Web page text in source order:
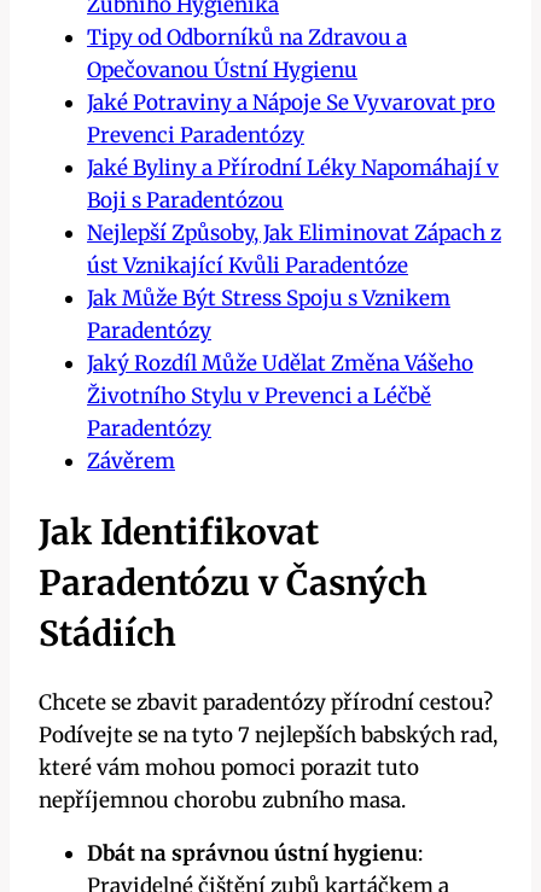
Tipy od Odborníků na Zdravou a
Opečovanou Ústní Hygienu
Jaké Potraviny a Nápoje Se Vyvarovat pro
Prevenci Paradentózy
Jaké Byliny a Přírodní Léky Napomáhají v
Boji s Paradentózou
Nejlepší Způsoby, Jak Eliminovat Zápach z
úst Vznikající Kvůli Paradentóze
Jak Může Být Stress Spoju s Vznikem
Paradentózy
Jaký Rozdíl Může Udělat Změna Vášeho
Životního Stylu v Prevenci a Léčbě
Paradentózy
Závěrem
Jak Identifikovat
Paradentózu v Časných
Stádiích
Chcete se zbavit paradentózy přírodní cestou?
Podívejte se na tyto 7 nejlepších babských rad,
které vám mohou pomoci porazit tuto
nepříjemnou chorobu zubního masa.
Dbát na správnou ústní hygienu:
Pravidelné čištění zubů kartáčkem a